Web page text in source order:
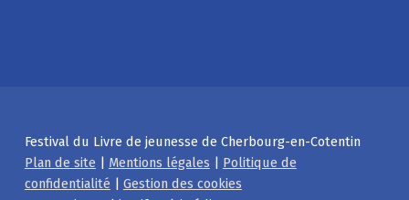
Festival du Livre de jeunesse de Cherbourg-en-Cotentin
Plan de site | Mentions légales | Politique de
confidentialité | Gestion des cookies